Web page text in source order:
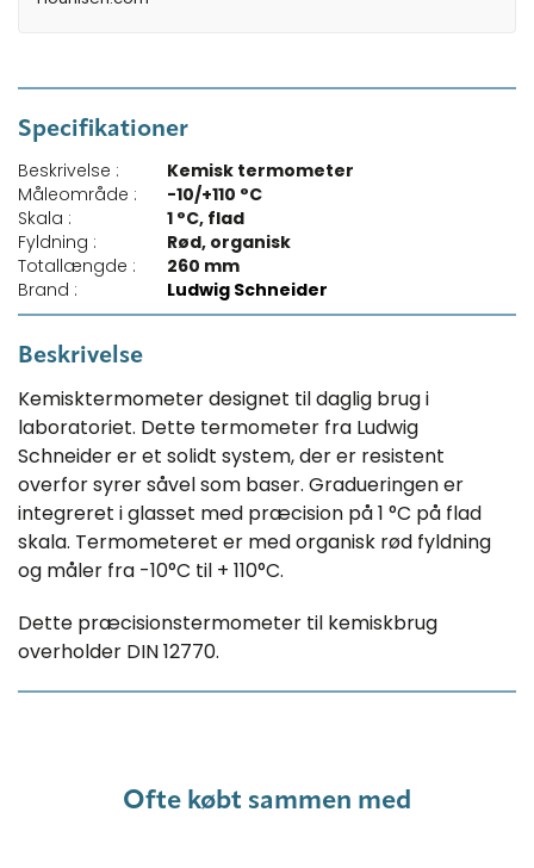
Specifikationer
Beskrivelse :
Kemisk termometer
Måleområde :
-10/+110 °C
Skala :
1 °C, flad
Fyldning :
Rød, organisk
Totallængde :
260 mm
Brand :
Ludwig Schneider
Beskrivelse
Kemisktermometer designet til daglig brug i
laboratoriet. Dette termometer fra Ludwig
Schneider er et solidt system, der er resistent
overfor syrer såvel som baser. Gradueringen er
integreret i glasset med præcision på 1 °C på flad
skala. Termometeret er med organisk rød fyldning
og måler fra -10°C til + 110°C.
Dette præcisionstermometer til kemiskbrug
overholder DIN 12770.
Ofte købt sammen med